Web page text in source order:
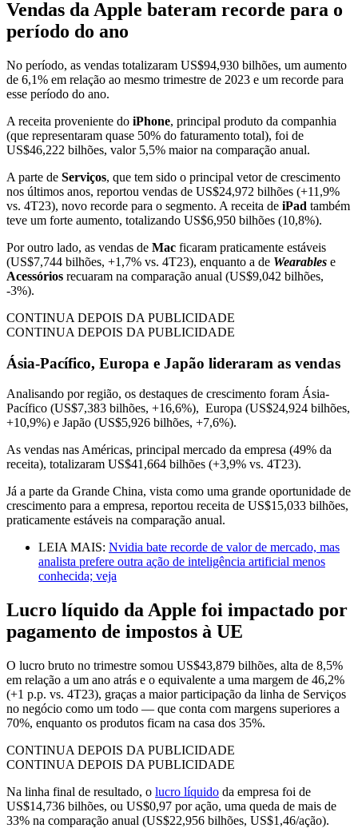
Vendas da Apple bateram recorde para o
período do ano
No período, as vendas totalizaram US$94,930 bilhões, um aumento
de 6,1% em relação ao mesmo trimestre de 2023 e um recorde para
esse período do ano.
A receita proveniente do iPhone, principal produto da companhia
(que representaram quase 50% do faturamento total), foi de
US$46,222 bilhões, valor 5,5% maior na comparação anual.
A parte de Serviços, que tem sido o principal vetor de crescimento
nos últimos anos, reportou vendas de US$24,972 bilhões (+11,9%
vs. 4T23), novo recorde para o segmento. A receita de iPad também
teve um forte aumento, totalizando US$6,950 bilhões (10,8%).
Por outro lado, as vendas de Mac ficaram praticamente estáveis
(US$7,744 bilhões, +1,7% vs. 4T23), enquanto a de Wearables e
Acessórios recuaram na comparação anual (US$9,042 bilhões,
-3%).
CONTINUA DEPOIS DA PUBLICIDADE
CONTINUA DEPOIS DA PUBLICIDADE
Ásia-Pacífico, Europa e Japão lideraram as vendas
Analisando por região, os destaques de crescimento foram Ásia-
Pacífico (US$7,383 bilhões, +16,6%), Europa (US$24,924 bilhões,
+10,9%) e Japão (US$5,926 bilhões, +7,6%).
As vendas nas Américas, principal mercado da empresa (49% da
receita), totalizaram US$41,664 bilhões (+3,9% vs. 4T23).
Já a parte da Grande China, vista como uma grande oportunidade de
crescimento para a empresa, reportou receita de US$15,033 bilhões,
praticamente estáveis na comparação anual.
LEIA MAIS: Nvidia bate recorde de valor de mercado, mas
analista prefere outra ação de inteligência artificial menos
conhecida; veja
Lucro líquido da Apple foi impactado por
pagamento de impostos à UE
O lucro bruto no trimestre somou US$43,879 bilhões, alta de 8,5%
em relação a um ano atrás e o equivalente a uma margem de 46,2%
(+1 p.p. vs. 4T23), graças a maior participação da linha de Serviços
no negócio como um todo — que conta com margens superiores a
70%, enquanto os produtos ficam na casa dos 35%.
CONTINUA DEPOIS DA PUBLICIDADE
CONTINUA DEPOIS DA PUBLICIDADE
Na linha final de resultado, o lucro líquido da empresa foi de
US$14,736 bilhões, ou US$0,97 por ação, uma queda de mais de
33% na comparação anual (US$22,956 bilhões, US$1,46/ação).